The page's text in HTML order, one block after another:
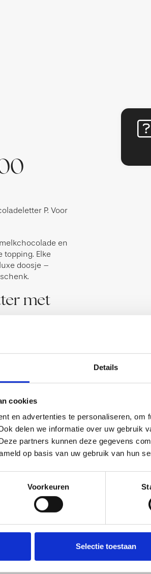
Details
cookies
en advertenties te personaliseren, om
delen we informatie over uw gebruik
partners kunnen deze gegevens
op basis van uw gebruik van hun
Voorkeuren
Selectie toestaan
P. Voor
en
Elke
doosje –
met
een
je van elke
naar
pakket.
De verpakking
of
(MELK),
E100;